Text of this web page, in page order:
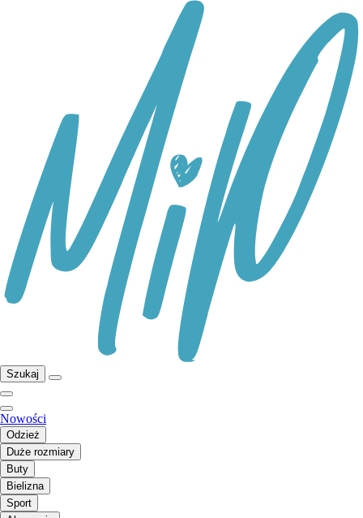
Szukaj
Nowości
Odzież
Duże rozmiary
Buty
Bielizna
Sport